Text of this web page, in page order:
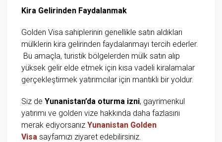
Kira Gelirinden Faydalanmak
Golden Visa sahiplerinin genellikle satın aldıkları
mülklerin kira gelirinden faydalanmayı tercih ederler.
Bu amaçla, turistik bölgelerden mülk satın alıp
yüksek gelir elde etmek için kısa vadeli kiralamalar
gerçekleştirmek yatırımcılar için mantıklı bir yoldur.
Siz de Yunanistan’da oturma izni, gayrimenkul
yatırımı ve golden vize hakkında daha fazlasını
merak ediyorsanız Yunanistan Golden
Visa sayfamızı ziyaret edebilirsiniz.